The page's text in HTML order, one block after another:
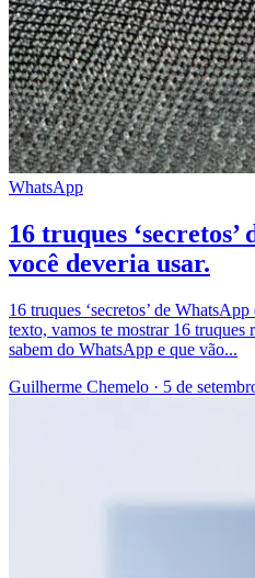
WhatsApp
16 truques
você deveria usar.
16 truques ‘secretos’ de
texto, vamos te mostrar 16 truques
sabem do WhatsApp e que vão...
Guilherme Chemelo · 5 de